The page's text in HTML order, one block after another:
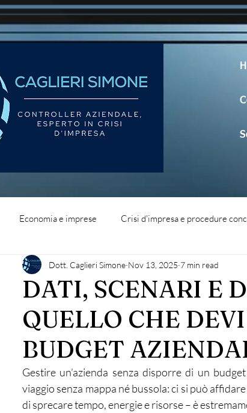
Economia e imprese Crisi d'impresa e procedure
del lavoro Blog - liquidità aziendale Blog generico
DATI, SCENARI E
QUELLO CHE
BUDGET
Dott. Caglieri Simone Nov 13, 2025 7 min read
Gestire un’azienda senza disporre di un
viaggio senza mappa né bussola: ci si può
di sprecare tempo, energie e risorse – è